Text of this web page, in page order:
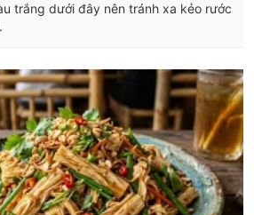
trắng dưới đây nên tránh xa kẻo rước